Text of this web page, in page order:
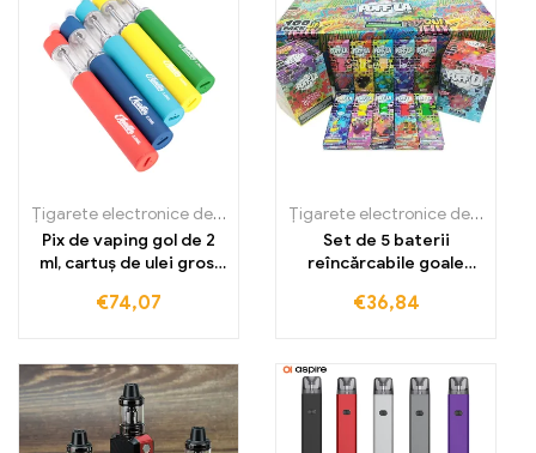
Țigarete electronice de unică folosință ,Țigarete electronice de
Pix de vaping gol de 2
ml, cartuș de ulei gros,
atomizor de ceară
€74,07
Țigarete electronice de unică folosință
Set de 5 baterii
reîncărcabile goale
Vape Pen
€36,84